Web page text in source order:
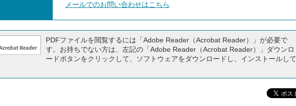
メールでのお問い合わせはこちら
PDFファイルを閲覧するには「Adobe Reader（Acrobat Reader）」が必要で
す。お持ちでない方は、左記の「Adobe Reader（Acrobat Reader）」ダウンロ
ードボタンをクリックして、ソフトウェアをダウンロードし、インストールして